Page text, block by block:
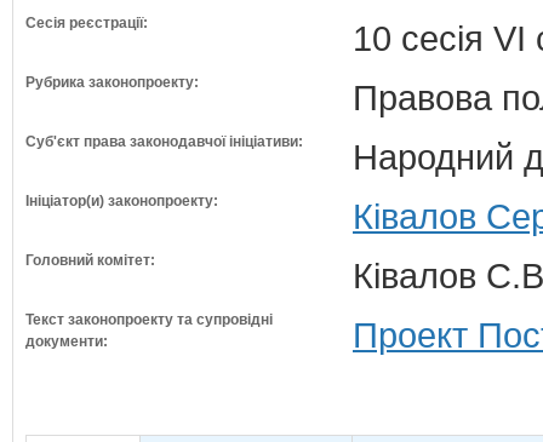
Сесія реєстрації: 10 сесія VI
Рубрика законопроекту: Правова
Суб'єкт права законодавчої ініціативи: Народний
Ініціатор(и) законопроекту: Ківалов
Головний комітет: Ківалов
Текст законопроекту та супровідні
документи:
Проект